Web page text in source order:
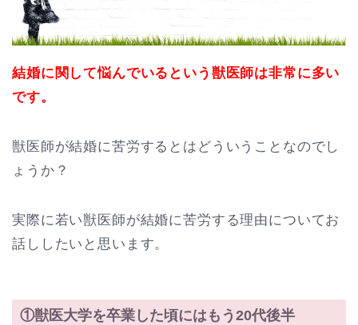
結婚に関して悩んでいるという獣医師は非常に多い
です。
獣医師が結婚に苦労するとはどういうことなのでし
ょうか？
実際に若い獣医師が結婚に苦労する理由についてお
話ししたいと思います。
①獣医大学を卒業した頃にはもう20代後半